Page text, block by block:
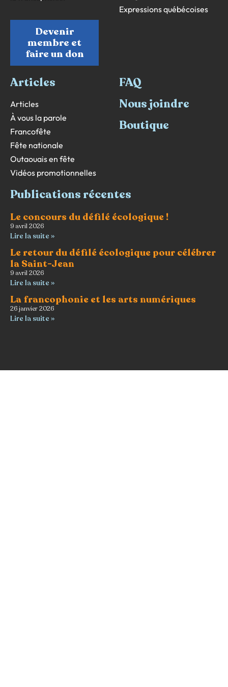
Devenir
membre et
faire un don
Expressions québécoises
Articles
Articles
À vous la parole
Francofête
Fête nationale
Outaouais en fête
Vidéos promotionnelles
FAQ
Nous joindre
Boutique
Publications récentes
Le concours du défilé écologique !
9 avril 2026
Lire la suite »
Le retour du défilé écologique pour célébrer
la Saint-Jean
9 avril 2026
Lire la suite »
La francophonie et les arts numériques
26 janvier 2026
Lire la suite »